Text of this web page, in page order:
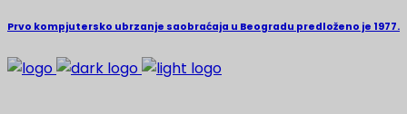
Prvo kompjutersko ubrzanje saobraćaja u Beogradu predloženo je 1977.